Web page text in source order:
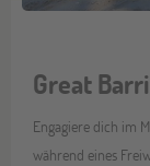
Great
Engagiere dich im
während eines